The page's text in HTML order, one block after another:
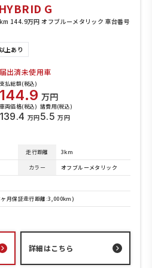
G
144.9万円 オフブルーメタリック 車台番号
上あり
出済未使用車
払総額(税込)
144.9 万円
両価格(税込)
万円
諸費用(税込)
5.5 万円
走行距離
3km
カラー
オフブルーメタリック
月保証走行距離:3,000km)
詳細はこちら